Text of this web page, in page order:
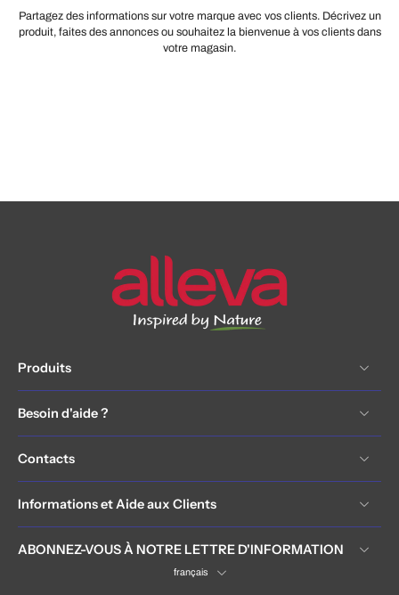
Partagez des informations sur votre marque avec vos clients. Décrivez un
produit, faites des annonces ou souhaitez la bienvenue à vos clients dans
votre magasin.
Produits
Besoin d'aide ?
Contacts
Informations et Aide aux Clients
ABONNEZ-VOUS À NOTRE LETTRE D'INFORMATION
français